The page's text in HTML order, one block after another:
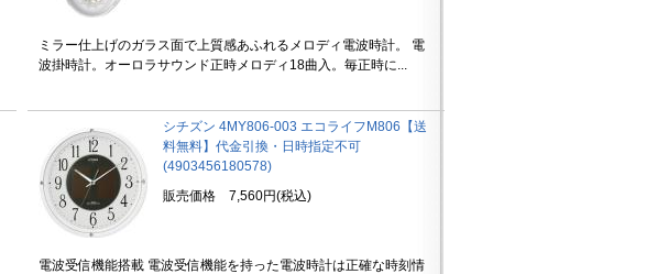
ミラー仕上げのガラス面で上質感あふれるメロディ電波時計。 電
波掛時計。オーロラサウンド正時メロディ18曲入。毎正時に...
シチズン 4MY806-003 エコライフM806【送
料無料】代金引換・日時指定不可
(4903456180578)
販売価格 7,560円(税込)
電波受信機能搭載 電波受信機能を持った電波時計は正確な時刻情